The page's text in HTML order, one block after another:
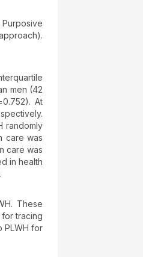
men (42
At
randomly
care was
care was
in health
These
tracing
PLWH for